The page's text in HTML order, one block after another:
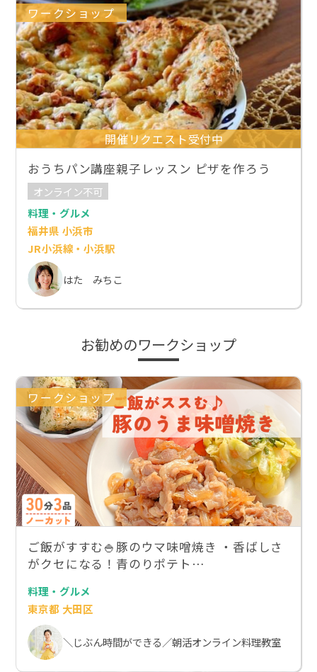
ワークショップ
開催リクエスト受付中
おうちパン講座親子レッスン ピザを作ろう
オンライン不可
料理・グルメ
福井県 小浜市
JR小浜線・小浜駅
はた みちこ
お勧めのワークショップ
ワークショップ
ご飯がすすむ🍚豚のウマ味噌焼き ・香ばしさ
がクセになる！青のりポテト…
料理・グルメ
東京都 大田区
＼じぶん時間ができる／朝活オンライン料理教室